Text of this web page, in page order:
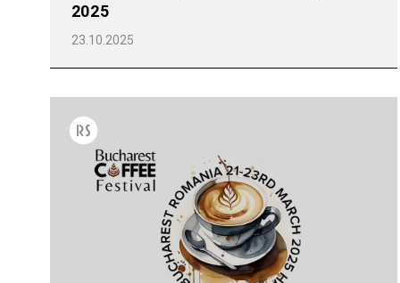
2025
23.10.2025